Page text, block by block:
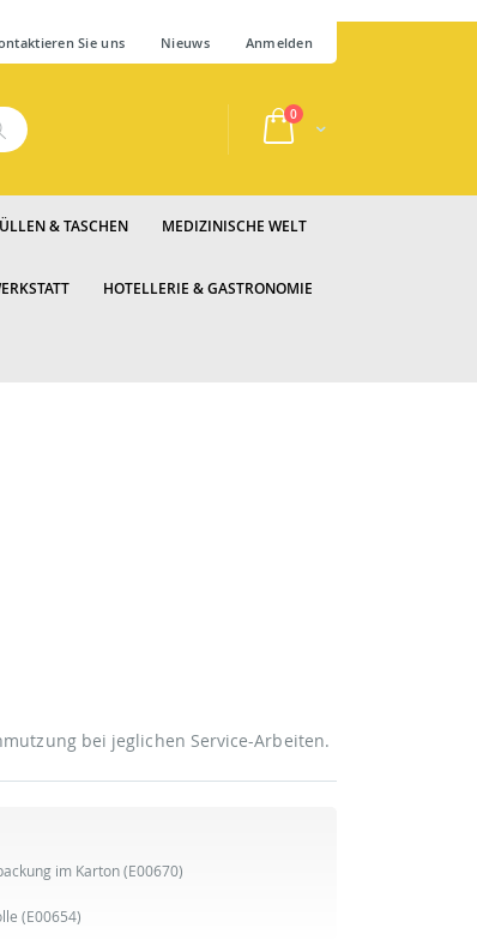
Sie uns Nieuws Anmelden
Cart
0Artikel
& TASCHEN MEDIZINISCHE WELT
HOTELLERIE & GASTRONOMIE
bei jeglichen Service-Arbeiten.
im Karton(E00670)
(E00654)